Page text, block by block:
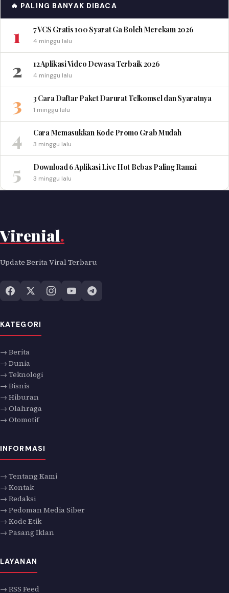
🔥 PALING BANYAK DIBACA
1 7 VCS Gratis 100 Syarat Ga Boleh Merekam 2026
4 minggu lalu
2 12 Aplikasi Video Dewasa Terbaik 2026
4 minggu lalu
3 3 Cara Daftar Paket Darurat Telkomsel dan Syaratnya
1 minggu lalu
4 Cara Memasukkan Kode Promo Grab Mudah
3 minggu lalu
5 Download 6 Aplikasi Live Hot Bebas Paling Ramai
3 minggu lalu
Virenial.
Update Berita Viral Terbaru
KATEGORI
→ Berita
→ Dunia
→ Teknologi
→ Bisnis
→ Hiburan
→ Olahraga
→ Otomotif
INFORMASI
→ Tentang Kami
→ Kontak
→ Redaksi
→ Pedoman Media Siber
→ Kode Etik
→ Pasang Iklan
LAYANAN
→ RSS Feed